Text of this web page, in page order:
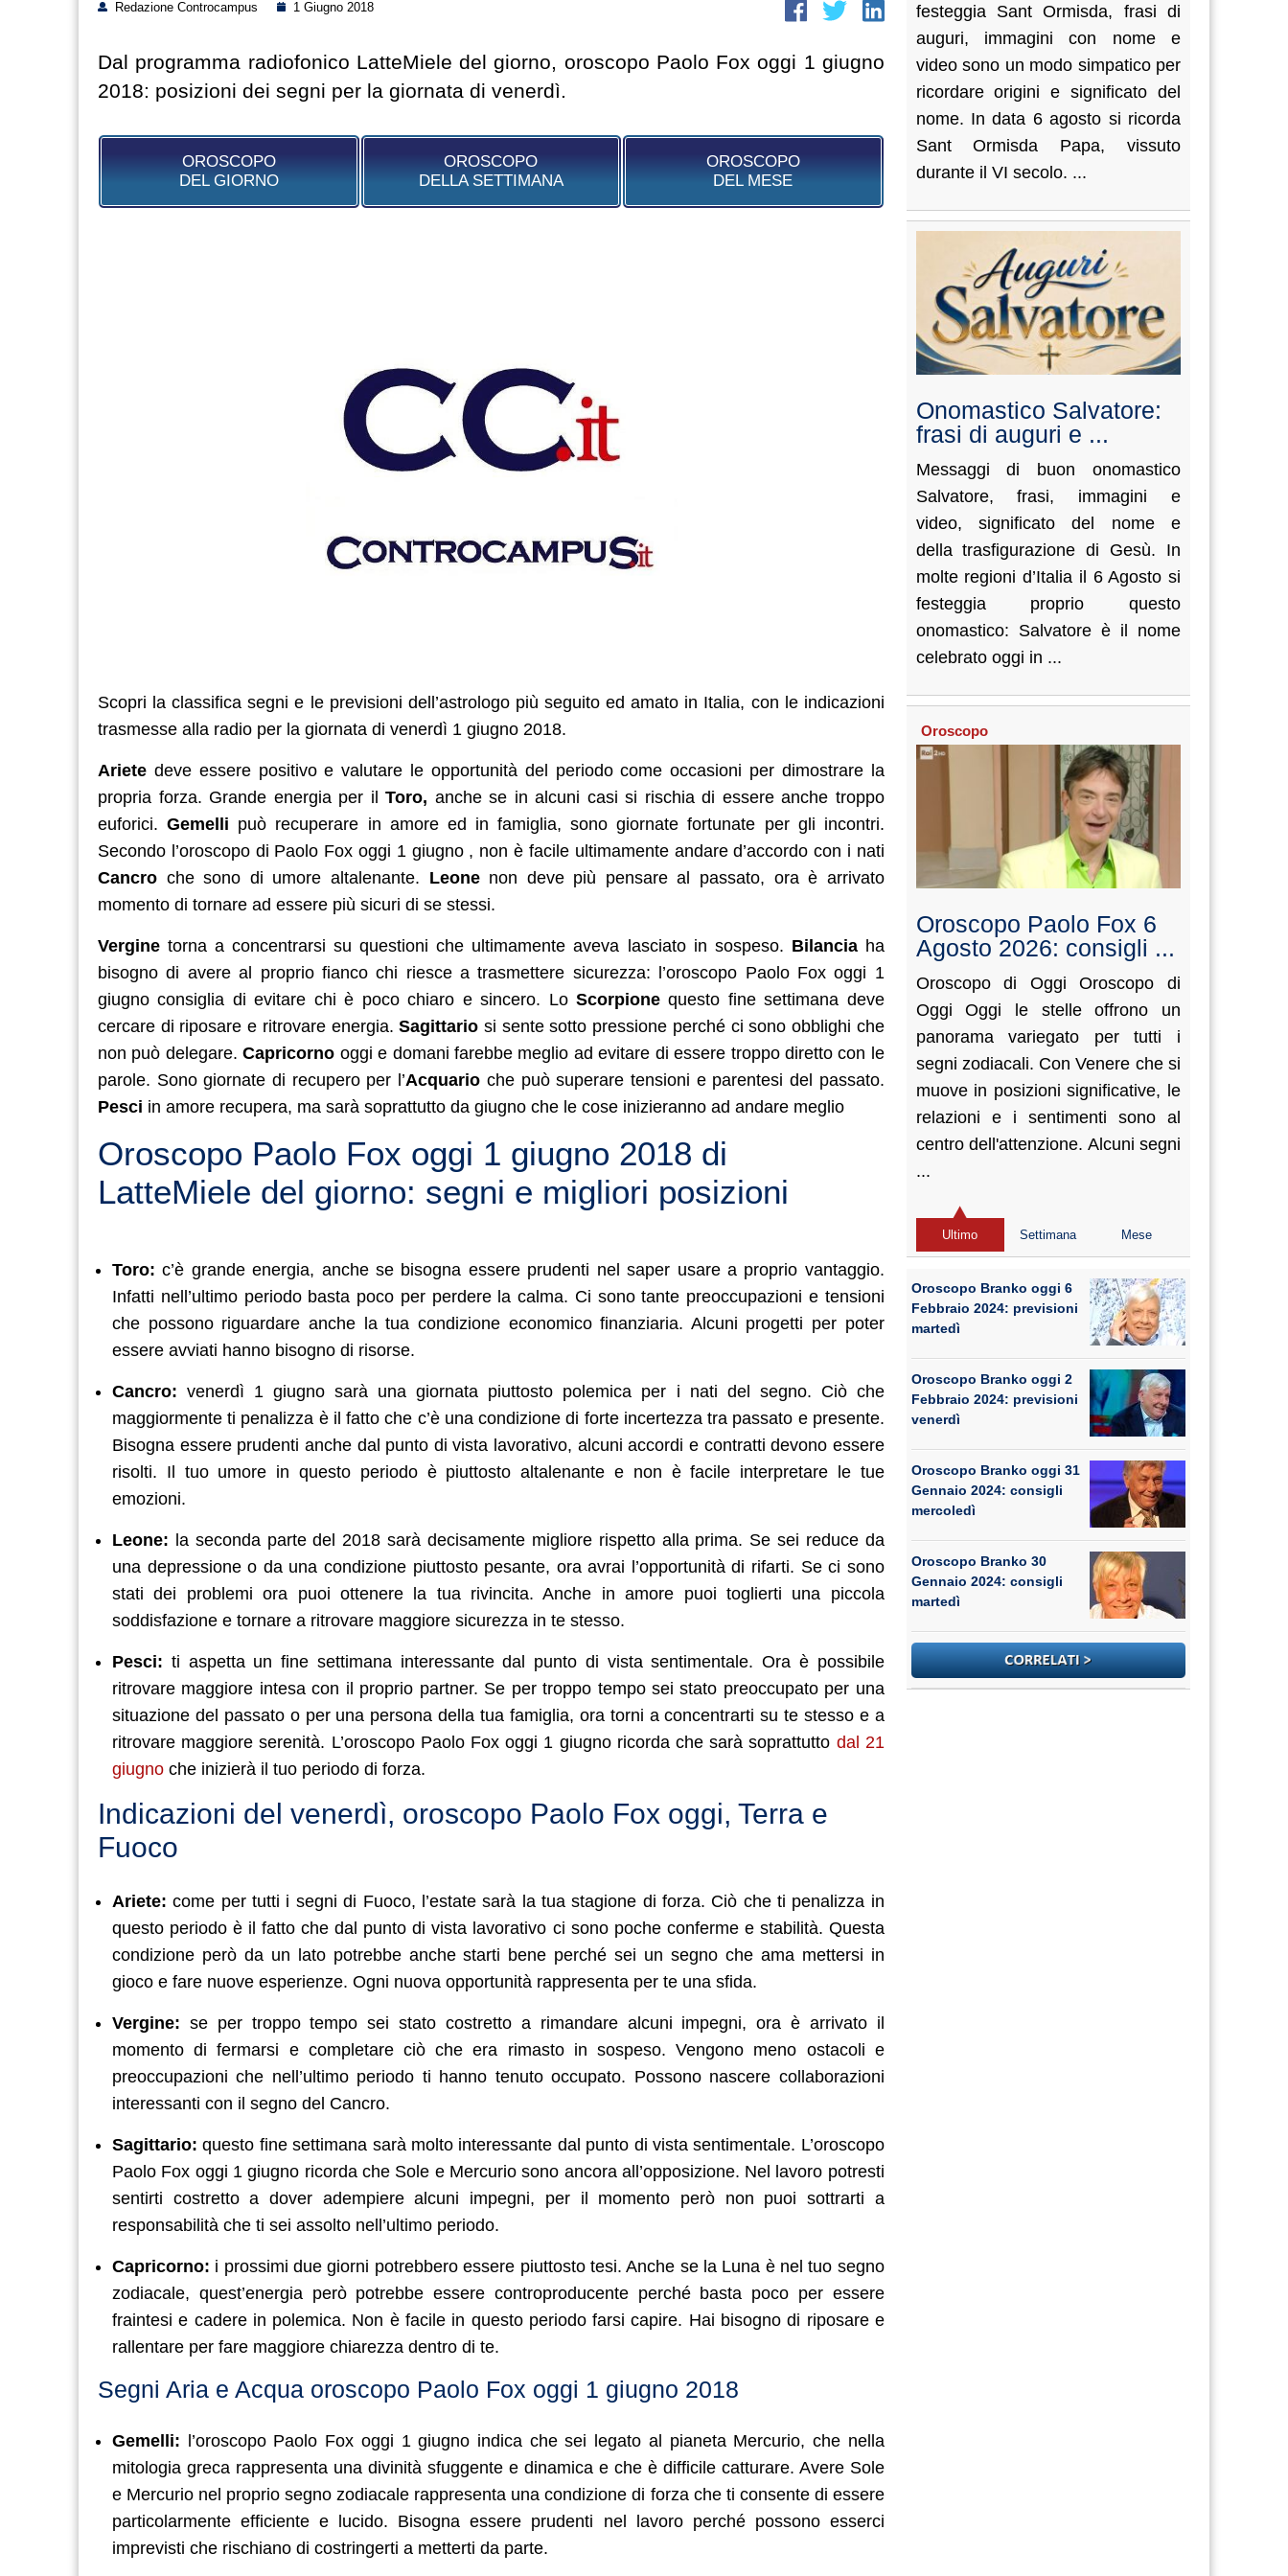
Redazione Controcampus 1 Giugno 2018
Dal programma radiofonico LatteMiele del giorno, oroscopo Paolo Fox oggi 1 giugno
2018: posizioni dei segni per la giornata di venerdì.
OROSCOPO
DEL GIORNO
OROSCOPO
DELLA SETTIMANA
OROSCOPO
DEL MESE
Scopri la classifica segni e le previsioni dell’astrologo più seguito ed amato in Italia, con le indicazioni
trasmesse alla radio per la giornata di venerdì 1 giugno 2018.
Ariete deve essere positivo e valutare le opportunità del periodo come occasioni per dimostrare la
propria forza. Grande energia per ilToro, anche se in alcuni casi si rischia di essere anche troppo
euforici.Gemelli può recuperare in amore ed in famiglia, sono giornate fortunate per gli incontri.
Secondo l’oroscopo di Paolo Fox oggi 1 giugno , non è facile ultimamente andare d’accordo con i nati
Cancro che sono di umore altalenante. Leonenon deve più pensare al passato, ora è arrivato
momento di tornare ad essere più sicuri di se stessi.
Vergine torna a concentrarsi su questioni che ultimamente aveva lasciato in sospeso. Bilanciaha
bisogno di avere al proprio fianco chi riesce a trasmettere sicurezza: l’oroscopo Paolo Fox oggi 1
giugno consiglia di evitare chi è poco chiaro e sincero. Lo Scorpionequesto fine settimana deve
cercare di riposare e ritrovare energia.Sagittario si sente sotto pressione perché ci sono obblighi che
non può delegare.Capricorno oggi e domani farebbe meglio ad evitare di essere troppo diretto con le
parole. Sono giornate di recupero per l’Acquario che può superare tensioni e parentesi del passato.
Pesci in amore recupera, ma sarà soprattutto da giugno che le cose inizieranno ad andare meglio
Oroscopo Paolo Fox oggi 1 giugno 2018 di
LatteMiele del giorno: segni e migliori posizioni
Toro: c’è grande energia, anche se bisogna essere prudenti nel saper usare a proprio vantaggio.
Infatti nell’ultimo periodo basta poco per perdere la calma. Ci sono tante preoccupazioni e tensioni
che possono riguardare anche la tua condizione economico finanziaria. Alcuni progetti per poter
essere avviati hanno bisogno di risorse.
Cancro: venerdì 1 giugno sarà una giornata piuttosto polemica per i nati del segno. Ciò che
maggiormente ti penalizza è il fatto che c’è una condizione di forte incertezza tra passato e presente.
Bisogna essere prudenti anche dal punto di vista lavorativo, alcuni accordi e contratti devono essere
risolti. Il tuo umore in questo periodo è piuttosto altalenante e non è facile interpretare le tue
emozioni.
Leone: la seconda parte del 2018 sarà decisamente migliore rispetto alla prima. Se sei reduce da
una depressione o da una condizione piuttosto pesante, ora avrai l’opportunità di rifarti. Se ci sono
stati dei problemi ora puoi ottenere la tua rivincita. Anche in amore puoi toglierti una piccola
soddisfazione e tornare a ritrovare maggiore sicurezza in te stesso.
Pesci: ti aspetta un fine settimana interessante dal punto di vista sentimentale. Ora è possibile
ritrovare maggiore intesa con il proprio partner. Se per troppo tempo sei stato preoccupato per una
situazione del passato o per una persona della tua famiglia, ora torni a concentrarti su te stesso e a
ritrovare maggiore serenità. L’oroscopo Paolo Fox oggi 1 giugno ricorda che sarà soprattutto dal 21
giugno che inizierà il tuo periodo di forza.
Indicazioni del venerdì, oroscopo Paolo Fox oggi, Terra e
Fuoco
Ariete: come per tutti i segni di Fuoco, l’estate sarà la tua stagione di forza. Ciò che ti penalizza in
questo periodo è il fatto che dal punto di vista lavorativo ci sono poche conferme e stabilità. Questa
condizione però da un lato potrebbe anche starti bene perché sei un segno che ama mettersi in
gioco e fare nuove esperienze. Ogni nuova opportunità rappresenta per te una sfida.
Vergine: se per troppo tempo sei stato costretto a rimandare alcuni impegni, ora è arrivato il
momento di fermarsi e completare ciò che era rimasto in sospeso. Vengono meno ostacoli e
preoccupazioni che nell’ultimo periodo ti hanno tenuto occupato. Possono nascere collaborazioni
interessanti con il segno del Cancro.
Sagittario: questo fine settimana sarà molto interessante dal punto di vista sentimentale. L’oroscopo
Paolo Fox oggi 1 giugno ricorda che Sole e Mercurio sono ancora all’opposizione. Nel lavoro potresti
sentirti costretto a dover adempiere alcuni impegni, per il momento però non puoi sottrarti a
responsabilità che ti sei assolto nell’ultimo periodo.
Capricorno: i prossimi due giorni potrebbero essere piuttosto tesi. Anche se la Luna è nel tuo segno
zodiacale, quest’energia però potrebbe essere controproducente perché basta poco per essere
fraintesi e cadere in polemica. Non è facile in questo periodo farsi capire. Hai bisogno di riposare e
rallentare per fare maggiore chiarezza dentro di te.
Segni Aria e Acqua oroscopo Paolo Fox oggi 1 giugno 2018
Gemelli: l’oroscopo Paolo Fox oggi 1 giugno indica che sei legato al pianeta Mercurio, che nella
mitologia greca rappresenta una divinità sfuggente e dinamica e che è difficile catturare. Avere Sole
e Mercurio nel proprio segno zodiacale rappresenta una condizione di forza che ti consente di essere
particolarmente efficiente e lucido. Bisogna essere prudenti nel lavoro perché possono esserci
imprevisti che rischiano di costringerti a metterti da parte.
festeggia Sant Ormisda, frasi di
auguri, immagini con nome e
video sono un modo simpatico per
ricordare origini e significato del
nome. In data 6 agosto si ricorda
Sant Ormisda Papa, vissuto
durante il VI secolo. ...
Onomastico Salvatore:
frasi di auguri e ...
Messaggi di buon onomastico
Salvatore, frasi, immagini e
video, significato del nome e
della trasfigurazione di Gesù. In
molte regioni d’Italia il 6 Agosto si
festeggia proprio questo
onomastico: Salvatore è il nome
celebrato oggi in ...
Oroscopo
Oroscopo Paolo Fox 6
Agosto 2026: consigli ...
Oroscopo di Oggi Oroscopo di
Oggi Oggi le stelle offrono un
panorama variegato per tutti i
segni zodiacali. Con Venere che si
muove in posizioni significative, le
relazioni e i sentimenti sono al
centro dell'attenzione. Alcuni segni
...
Ultimo Settimana Mese
Oroscopo Branko oggi 6
Febbraio 2024: previsioni
martedì
Oroscopo Branko oggi 2
Febbraio 2024: previsioni
venerdì
Oroscopo Branko oggi 31
Gennaio 2024: consigli
mercoledì
Oroscopo Branko 30
Gennaio 2024: consigli
martedì